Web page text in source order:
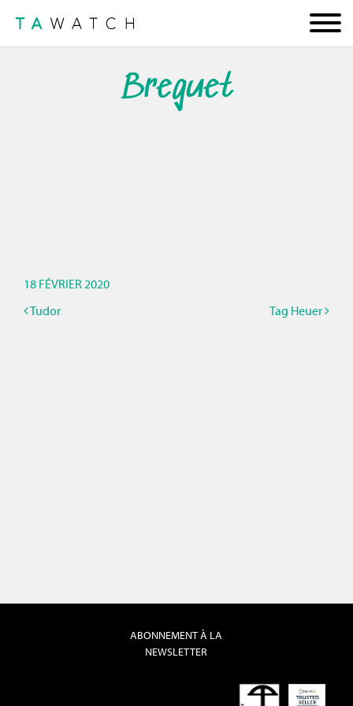
Breguet
18 FÉVRIER 2020
Tudor
Tag Heuer
ABONNEMENT À LA
NEWSLETTER